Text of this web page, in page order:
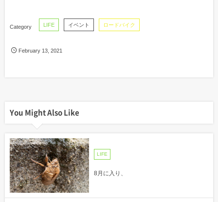
LIFE イベント ロードバイク
February 13 ,2021
You Might Also Like
LIFE
8月に入り、